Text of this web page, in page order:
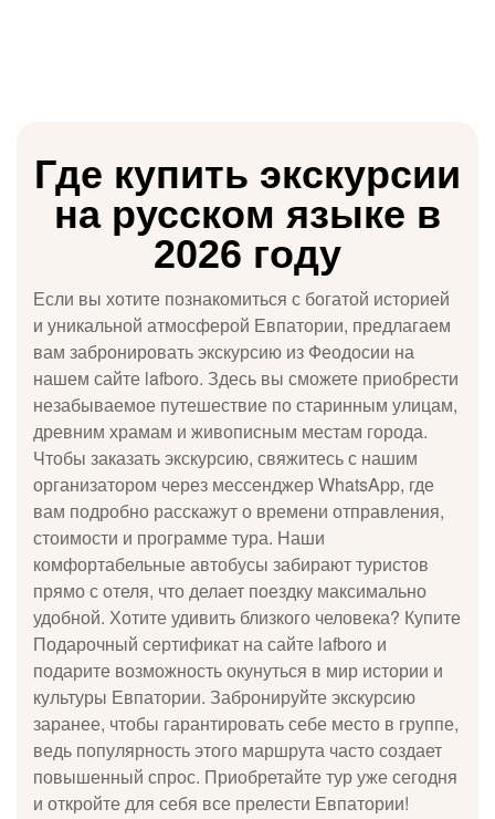
🎉 Удивительные
предложения на
экскурсии —
откройте для себя
мир вместе с нами!
🌍
Жаждете сделать свои приключения
более захватывающими и
запоминающимися? Мы с радостью
представляем вам эксклюзивные скидки
на туры в самых живописных и
интересных местах! Не упустите
возможность исследовать новые
горизонты по выгодной цене!
посмотреть предложение
Где купить экскурсии
на русском языке в
2026 году
Если вы хотите познакомиться с богатой историей
и уникальной атмосферой Евпатории, предлагаем
вам забронировать экскурсию из Феодосии на
нашем сайте lafboro. Здесь вы сможете приобрести
незабываемое путешествие по старинным улицам,
древним храмам и живописным местам города.
Чтобы заказать экскурсию, свяжитесь с нашим
организатором через мессенджер WhatsApp, где
вам подробно расскажут о времени отправления,
стоимости и программе тура. Наши
комфортабельные автобусы забирают туристов
прямо с отеля, что делает поездку максимально
удобной. Хотите удивить близкого человека? Купите
Подарочный сертификат на сайте lafboro и
подарите возможность окунуться в мир истории и
культуры Евпатории. Забронируйте экскурсию
заранее, чтобы гарантировать себе место в группе,
ведь популярность этого маршрута часто создает
повышенный спрос. Приобретайте тур уже сегодня
и откройте для себя все прелести Евпатории!